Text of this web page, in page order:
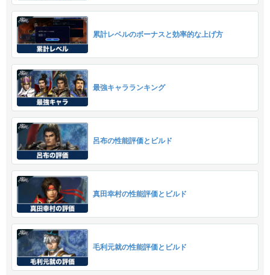
累計レベルのボーナスと効率的な上げ方
最強キャラランキング
呂布の性能評価とビルド
真田幸村の性能評価とビルド
毛利元就の性能評価とビルド